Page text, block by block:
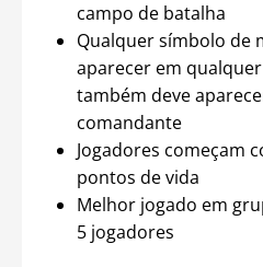
campo de batalha
Qualquer símbolo de
aparecer em
também deve
comandante
Jogadores começam
pontos de vida
Melhor jogado em
5 jogadores